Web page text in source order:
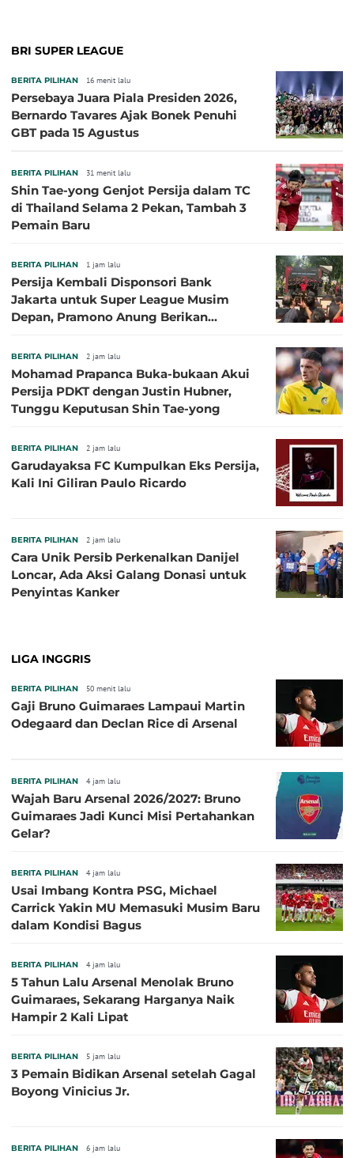
BRI SUPER LEAGUE
BERITA PILIHAN 16 menit lalu
Persebaya Juara Piala Presiden 2026,
Bernardo Tavares Ajak Bonek Penuhi
GBT pada 15 Agustus
BERITA PILIHAN 31 menit lalu
Shin Tae-yong Genjot Persija dalam TC
di Thailand Selama 2 Pekan, Tambah 3
Pemain Baru
BERITA PILIHAN 1 jam lalu
Persija Kembali Disponsori Bank
Jakarta untuk Super League Musim
Depan, Pramono Anung Berikan
BERITA PILIHAN 2 jam lalu
Mohamad Prapanca Buka-bukaan Akui
Persija PDKT dengan Justin Hubner,
Tunggu Keputusan Shin Tae-yong
BERITA PILIHAN 2 jam lalu
Garudayaksa FC Kumpulkan Eks Persija,
Kali Ini Giliran Paulo Ricardo
BERITA PILIHAN 2 jam lalu
Cara Unik Persib Perkenalkan Danijel
Loncar, Ada Aksi Galang Donasi untuk
Penyintas Kanker
LIGA INGGRIS
BERITA PILIHAN 50 menit lalu
Gaji Bruno Guimaraes Lampaui Martin
Odegaard dan Declan Rice di Arsenal
BERITA PILIHAN 4 jam lalu
Wajah Baru Arsenal 2026/2027: Bruno
Guimaraes Jadi Kunci Misi Pertahankan
Gelar?
BERITA PILIHAN 4 jam lalu
Usai Imbang Kontra PSG, Michael
Carrick Yakin MU Memasuki Musim Baru
dalam Kondisi Bagus
BERITA PILIHAN 4 jam lalu
5 Tahun Lalu Arsenal Menolak Bruno
Guimaraes, Sekarang Harganya Naik
Hampir 2 Kali Lipat
BERITA PILIHAN 5 jam lalu
3 Pemain Bidikan Arsenal setelah Gagal
Boyong Vinicius Jr.
BERITA PILIHAN 6 jam lalu